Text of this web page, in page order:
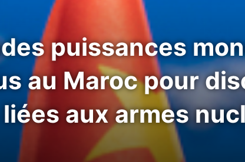
puissances
au Maroc pour
aux armes